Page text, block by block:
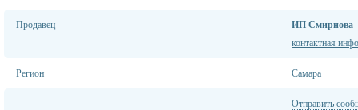
Продавец
ИП Смирнова
контактная
Регион Самара
Отправить